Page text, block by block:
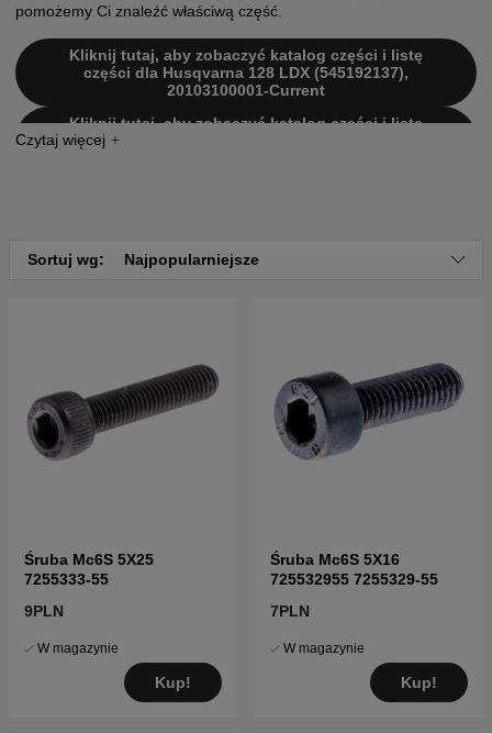
pomożemy Ci znaleźć właściwą część.
Kliknij tutaj, aby zobaczyć katalog części i listę
części dla Husqvarna 128 LDX (545192137),
20103100001-Current
Kliknij tutaj, aby zobaczyć katalog części i listę
części dla Husqvarna 128 LDX (952711948),
Kliknij tutaj, aby zobaczyć katalog części i listę
20102200001-Current
Sortuj wg: Najpopularniejsze
Śruba Mc6S 5X25
7255333-55
9PLN
W magazynie
Kup!
Śruba Mc6S 5X16
725532955 7255329-55
7PLN
W magazynie
Kup!